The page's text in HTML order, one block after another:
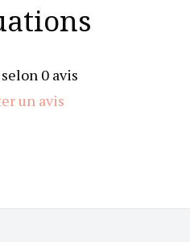
0 avis
un avis